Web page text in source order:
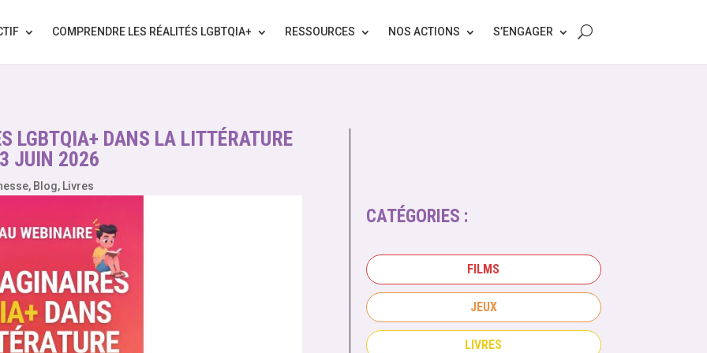
COMPRENDRE LES RÉALITÉS LGBTQIA+ RESSOURCES NOS ACTIONS S’ENGAGER
LGBTQIA+ DANS LA LITTÉRATURE
JUIN 2026
, Blog, Livres
CATÉGORIES :
FILMS
JEUX
LIVRES